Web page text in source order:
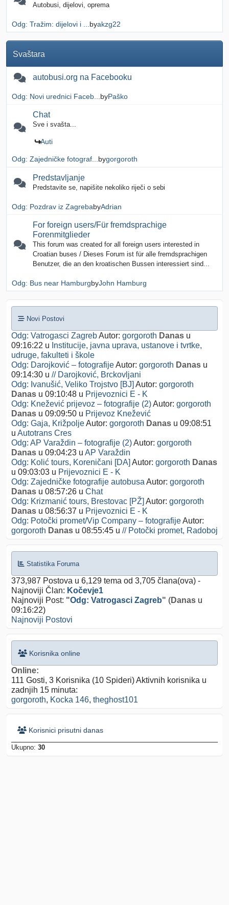
Autobusi, dijelovi, oprema
Odg: Tražim: dijelovi i ... byakzg22
Svaštara
autobusi.org na Facebooku
Odg: Novi urednici Faceb... byPaško
Chat
Sve i svašta...
Auti
Odg: Zajedničke fotograf... bygorgoroth
Predstavljanje
Predstavite se, napišite nekoliko riječi o sebi
Odg: Pozdrav iz ZagrebabyAdrian
For foreign users/Für fremdsprachige
Forenmitglieder
This forum was created for all foreign users interested in
Croatian buses / Dieses Forum ist für alle fremdsprachigen
Benutzer, die an den kroatischen Bussen interessiert sind...
Odg: Bus near HamburgbyJohn Hamburg
Novi Postovi
Odg: Vatrogasci ZagrebAutor: gorgoroth Danas u
09:16:22 u Institucije, javna uprava, ustanove i tvrtke,
udruge, fakulteti i škole
Odg: Darojković – fotografijeAutor: gorgoroth Danas u
09:14:30 u // Darojković, Brckovljani
Odg: Ivanušić, Veliko Trojstvo [BJ] Autor: gorgoroth
Danas u 09:10:48 u Prijevoznici E - K
Odg: Knežević prijevoz – fotografije (2)Autor: gorgoroth
Danas u 09:09:50 u Prijevoz Knežević
Odg: Gaja, KrižpoljeAutor: gorgoroth Danas u 09:08:51
u Autotrans Cres
Odg: AP Varaždin – fotografije (2)Autor: gorgoroth
Danas u 09:04:23 u AP Varaždin
Odg: Kolić tours, Koreničani [DA] Autor: gorgoroth Danas
u 09:03:03 u Prijevoznici E - K
Odg: Zajedničke fotografije autobusa Autor: gorgoroth
Danas u 08:57:26 u Chat
Odg: Krizmanić tours, Brestovac [PŽ] Autor: gorgoroth
Danas u 08:56:37 u Prijevoznici E - K
Odg: Potočki promet/Vip Company – fotografijeAutor:
gorgoroth Danas u 08:55:45 u // Potočki promet, Radoboj
Statistika Foruma
373,987 Postova u 6,129 tema od 3,705 člana(ova) -
Najnoviji Član: Kočevje1
Najnoviji Post: "Odg: Vatrogasci Zagreb" (Danas u
09:16:22)
Najnoviji Postovi
Korisnika online
Online:
111 Gosti, 3 Korisnika (10 Spideri) Aktivnih korisnika u
zadnjih 15 minuta:
gorgoroth, Kocka 146, theghost101
Korisnici prisutni danas
Ukupno: 30